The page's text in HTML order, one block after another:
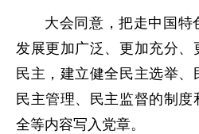
大会同意，把走中国特
发展更加广泛、更加充分、
民主，建立健全民主选举、
民主管理、民主监督的制
全等内容写入党章。